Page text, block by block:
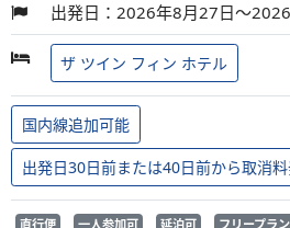
出発日：2026年8月27日～
ザ ツイン フィン ホテル
国内線追加可能
出発日30日前または40日前から取消
直行便 一人参加可 延泊可 フリープラン